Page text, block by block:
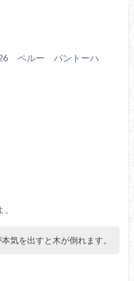
ペルー パントーハ
気を出すと木が倒れます。